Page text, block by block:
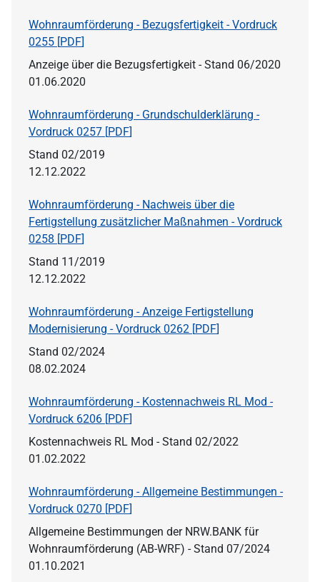
Wohnraumförderung - Bezugsfertigkeit - Vordruck
0255 [PDF]
Anzeige über die Bezugsfertigkeit - Stand 06/2020
01.06.2020
Wohnraumförderung - Grundschulderklärung -
Vordruck 0257 [PDF]
Stand 02/2019
12.12.2022
Wohnraumförderung - Nachweis über die
Fertigstellung zusätzlicher Maßnahmen - Vordruck
0258 [PDF]
Stand 11/2019
12.12.2022
Wohnraumförderung - Anzeige Fertigstellung
Modernisierung - Vordruck 0262 [PDF]
Stand 02/2024
08.02.2024
Wohnraumförderung - Kostennachweis RL Mod -
Vordruck 6206 [PDF]
Kostennachweis RL Mod - Stand 02/2022
01.02.2022
Wohnraumförderung - Allgemeine Bestimmungen -
Vordruck 0270 [PDF]
Allgemeine Bestimmungen der NRW.BANK für
Wohnraumförderung (AB-WRF) - Stand 07/2024
01.10.2021